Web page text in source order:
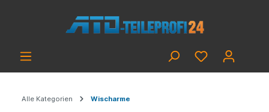
Alle Kategorien Wischarme